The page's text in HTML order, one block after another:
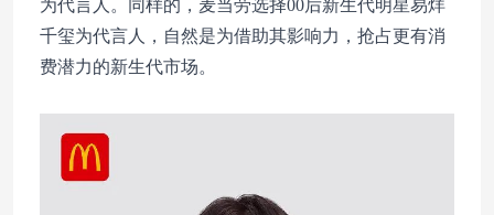
为代言人。同样的，麦当劳选择00后新生代明星易烊
千玺为代言人，自然是为借助其影响力，抢占更有消
费潜力的新生代市场。